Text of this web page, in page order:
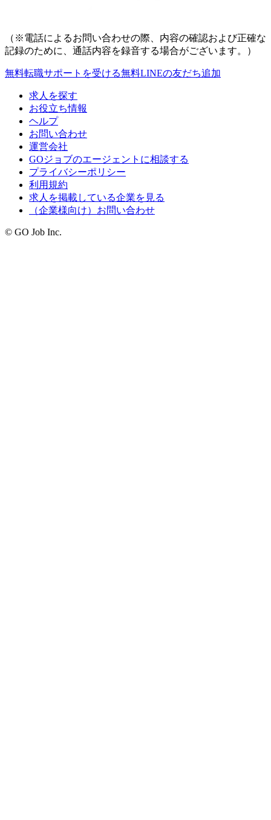
（※電話によるお問い合わせの際、内容の確認および正確な
記録のために、通話内容を録音する場合がございます。）
無料転職サポートを受ける無料LINEの友だち追加
求人を探す
お役立ち情報
ヘルプ
お問い合わせ
運営会社
GOジョブのエージェントに相談する
プライバシーポリシー
利用規約
求人を掲載している企業を見る
（企業様向け）お問い合わせ
© GO Job Inc.